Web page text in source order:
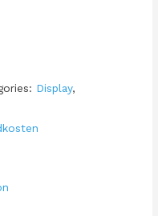
Display,